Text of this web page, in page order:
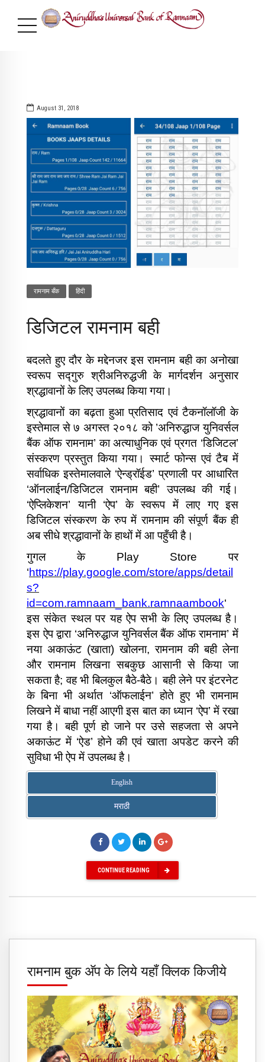
August 31, 2018
रामनाम बँक ​हिंदी
डिजिटल रामनाम बही
बदलते हुए दौर के मद्देनजर इस रामनाम बही का अनोखा
स्वरूप सद्‍गुरु श्रीअनिरुद्धजी के मार्गदर्शन अनुसार
श्रद्धावानों के लिए उपलब्ध किया गया।
श्रद्धावानों का बढ़ता हुआ प्रतिसाद एवं टैकनॉलॉजी के
इस्तेमाल से ७ अगस्त २०१८ को ’अनिरुद्धाज युनिवर्सल
बैंक ऑफ रामनाम’ का अत्याधुनिक एवं प्रगत ‘डिजिटल’
संस्करण प्रस्तुत किया गया। स्मार्ट फोन्स एवं टैब में
सर्वाधिक इस्तेमालवाले ‘ऐन्ड्रॉईड’ प्रणाली पर आधारित
‘ऑनलाईन/डिजिटल रामनाम बही’ उपलब्ध की गई।
‘ऐप्लिकेशन’ यानी ‘ऐप’ के स्वरूप में लाए गए इस
डिजिटल संस्करण के रुप में रामनाम की संपूर्ण बैंक ही
अब सीधे श्रद्धावानों के हाथों में आ पहुँची है।
गुगल के Play Store पर
‘https://play.google.com/store/apps/detail
s?
id=com.ramnaam_bank.ramnaambook‘
इस संकेत स्थल पर यह ऐप सभी के लिए उपलब्ध है।
इस ऐप द्वारा ‘अनिरुद्धाज युनिवर्सल बैंक ऑफ रामनाम’ में
नया अकाऊंट (खाता) खोलना, रामनाम की बही लेना
और रामनाम लिखना सबकुछ आसानी से किया जा
सकता है; वह भी बिलकुल बैठे-बैठे। बही लेने पर इंटरनेट
के बिना भी अर्थात ‘ऑफलाईन’ होते हुए भी रामनाम
लिखने में बाधा नहीं आएगी इस बात का ध्यान ‘ऐप’ में रखा
गया है। बही पूर्ण हो जाने पर उसे सहजता से अपने
अकाऊंट में ‘ऐड’ होने की एवं खाता अपडेट करने की
सुविधा भी ऐप में उपलब्ध है।
English
मराठी
CONTINUE READING
रामनाम बुक अ‍ॅप के लिये यहाँ क्लिक किजीये